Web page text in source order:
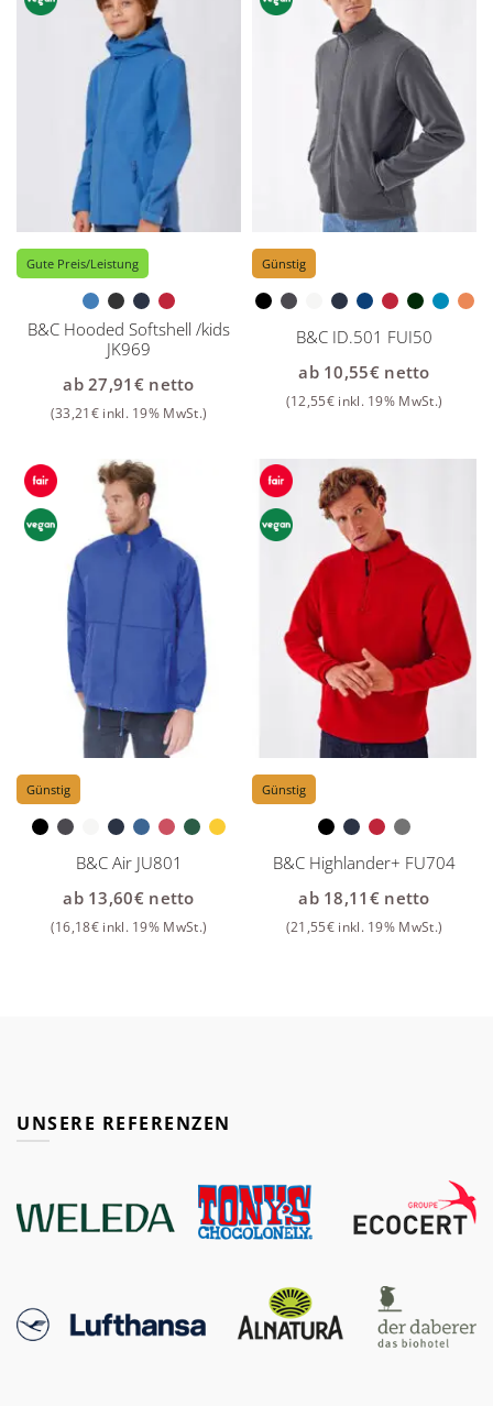
Gute Preis/Leistung
B&C Hooded Softshell /kids
JK969
ab27,91 €netto
(33,21€ inkl. 19% MwSt.)
Günstig
B&C ID.501 FUI50
ab 10,55€netto
(12,55€ inkl. 19% MwSt.)
Günstig
B&C Air JU801
ab 13,60€netto
(16,18€ inkl. 19% MwSt.)
Günstig
B&C Highlander+ FU704
ab 18,11 €netto
(21,55€ inkl. 19% MwSt.)
UNSERE REFERENZEN